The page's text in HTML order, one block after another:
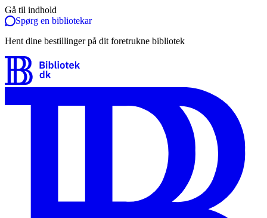
Gå til indhold
Spørg en bibliotekar
Hent dine bestillinger på dit foretrukne bibliotek